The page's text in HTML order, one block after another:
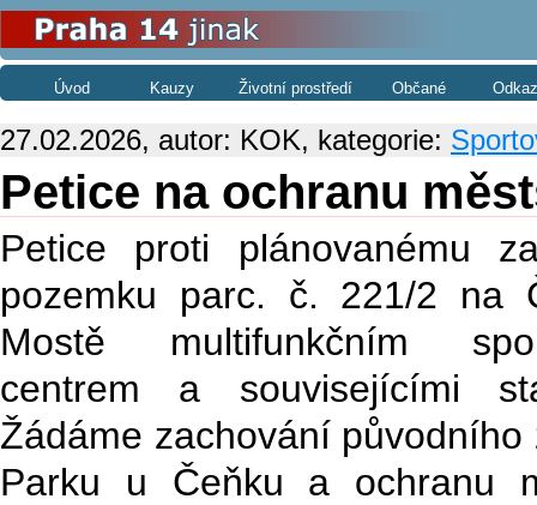
Úvod Kauzy Životní prostředí Občané
27.02.2026, autor: KOK, kategorie:
Petice na ochranu
Petice proti plánovanému
pozemku parc. č. 221/2 na
Mostě multifunkčním
centrem a souvisejícími
Žádáme zachování původního
Parku u Čeňku a ochranu